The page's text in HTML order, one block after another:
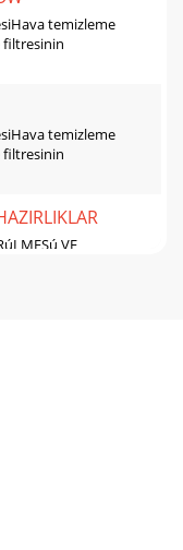
temizleme
filtresinin
temizleme
filtresinin
VE